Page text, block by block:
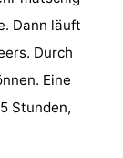
Dann läuft
Durch
Eine
Stunden,